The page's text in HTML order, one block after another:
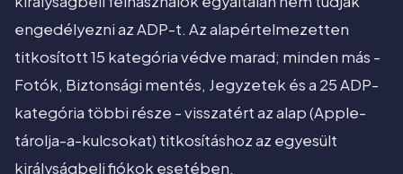
engedélyezni az ADP-t. Az alapértelmezetten
titkosított 15 kategória védve marad; minden más -
Fotók, Biztonsági mentés, Jegyzetek és a 25 ADP-
kategória többi része - visszatért az alap (Apple-
tárolja-a-kulcsokat) titkosításhoz az egyesült
királyságbeli fiókok esetében.